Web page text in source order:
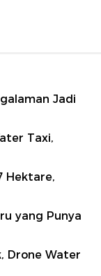
Jadi
Taxi,
Hektare,
yang Punya
Drone Water